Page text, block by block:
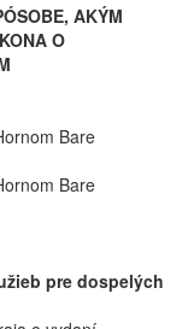
AKÝM
O
Bare
Bare
pre dospelých